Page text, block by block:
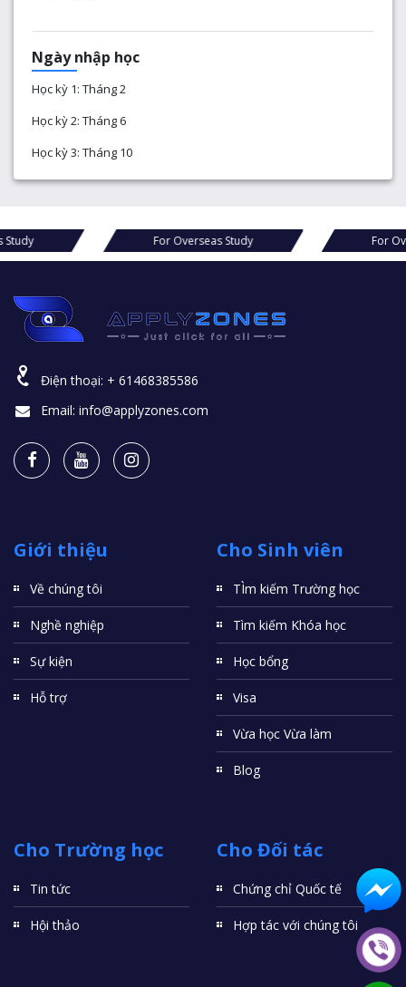
Ngày nhập học
Học kỳ 1: Tháng 2
Học kỳ 2: Tháng 6
Học kỳ 3: Tháng 10
For Overseas Study For Overseas
Điện thoại: + 61468385586
Email: info@applyzones.com
Giới thiệu
Về chúng tôi
Nghề nghiệp
Sự kiện
Hỗ trợ
Cho Sinh viên
TÌm kiếm Trường học
Tìm kiếm Khóa học
Học bổng
Visa
Vừa học Vừa làm
Blog
Cho Trường học
Tin tức
Hội thảo
Cho Đối tác
Chứng chỉ Quốc tế
Hợp tác với chúng tôi